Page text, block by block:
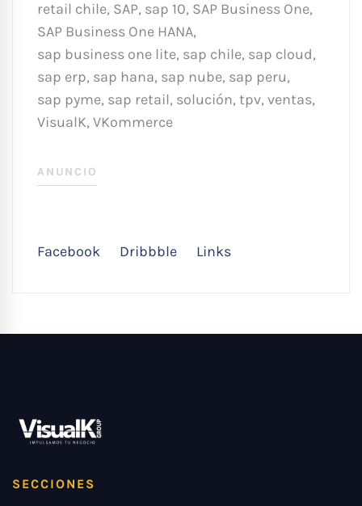
retail chile, SAP, sap 10, SAP Business One,
SAP Business One HANA,
sap business one lite, sap chile, sap cloud,
sap erp, sap hana, sap nube, sap peru,
sap pyme, sap retail, solución, tpv, ventas,
VisualK, VKommerce
ANUNCIO
Facebook Dribbble Links
SECCIONES